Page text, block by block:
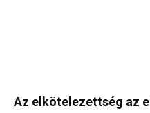
Az elkötelezettség az